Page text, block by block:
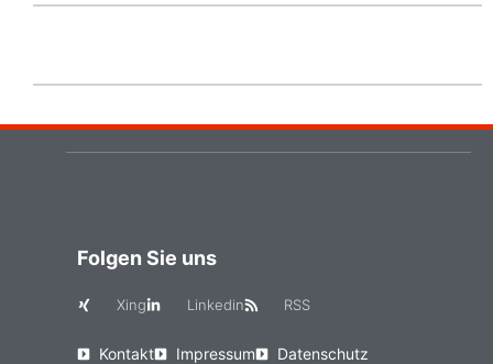
Folgen Sie uns
Xing Linkedin RSS
Kontakt Impressum
Datenschutz